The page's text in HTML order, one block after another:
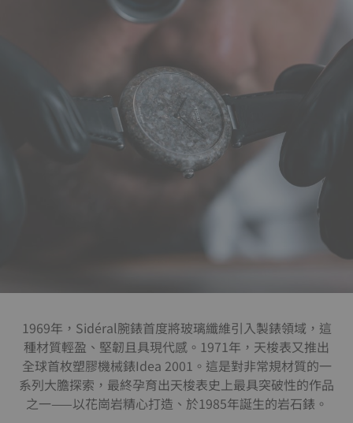
1969年，Sidéral腕錶首度將玻璃纖維引入製錶領域，這
種材質輕盈、堅韌且具現代感。1971年，天梭表又推出
全球首枚塑膠機械錶Idea 2001。這是對非常規材質的一
系列大膽探索，最終孕育出天梭表史上最具突破性的作品
之一——以花崗岩精心打造、於1985年誕生的岩石錶。